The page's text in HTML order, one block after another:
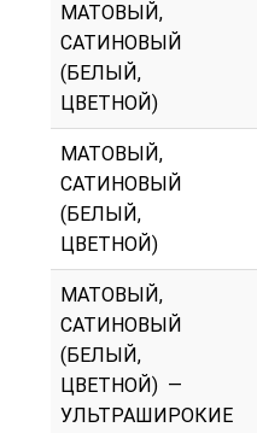
МАТОВЫЙ,
САТИНОВЫЙ
(БЕЛЫЙ,
ЦВЕТНОЙ)
МАТОВЫЙ,
САТИНОВЫЙ
(БЕЛЫЙ,
ЦВЕТНОЙ)
МАТОВЫЙ,
САТИНОВЫЙ
(БЕЛЫЙ,
ЦВЕТНОЙ) —
УЛЬТРАШИРОКИЕ